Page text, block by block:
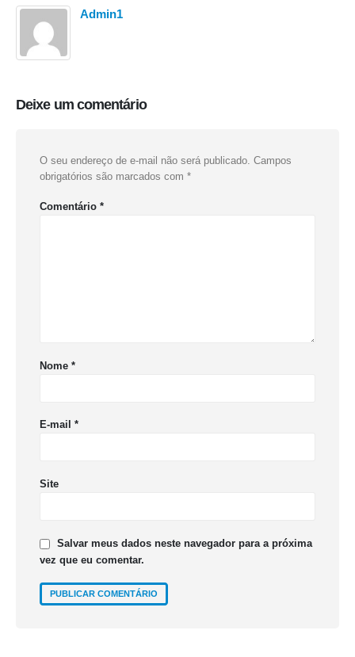
Admin1
Deixe um comentário
O seu endereço de e-mail não será publicado. Campos
obrigatórios são marcados com *
Comentário *
Nome *
E-mail *
Site
Salvar meus dados neste navegador para a próxima
vez que eu comentar.